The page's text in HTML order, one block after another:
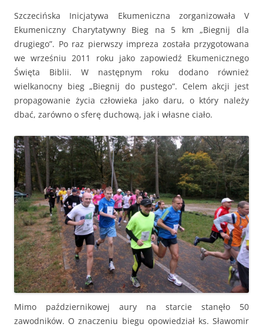
Szczecińska Inicjatywa Ekumeniczna zorganizowała V
Ekumeniczny Charytatywny Bieg na 5 km „Biegnij dla
drugiego”. Po raz pierwszy impreza została przygotowana
we wrześniu 2011 roku jako zapowiedź Ekumenicznego
Święta Biblii. W następnym roku dodano również
wielkanocny bieg „Biegnij do pustego”. Celem akcji jest
propagowanie życia człowieka jako daru, o który należy
dbać, zarówno o sferę duchową, jak i własne ciało.
Mimo październikowej aury na starcie stanęło 50
zawodników. O znaczeniu biegu opowiedział ks. Sławomir